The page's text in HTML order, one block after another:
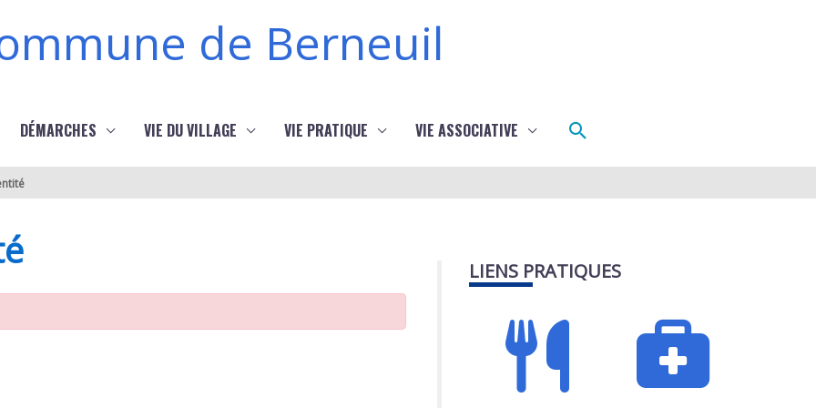
de Berneuil
DÉMARCHES VIE DU VILLAGE VIE PRATIQUE VIE ASSOCIATIVE Rechercher
LIENS PRATIQUES